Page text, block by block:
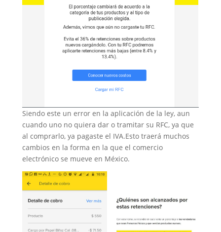
Siendo este un error en la aplicación de la ley, aun
cuando uno no quiera dar o tramitar su RFC, ya que
al comprarlo, ya pagaste el IVA.Esto traerá muchos
cambios en la forma en la que el comercio
electrónico se mueve en México.